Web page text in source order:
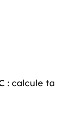
: calcule ta